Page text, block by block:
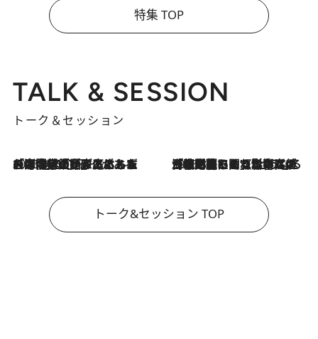
特集 TOP
TALK & SESSION
トーク＆セッション
2026.8.3
「今後値上げがあるとすれば…」「リスクがあるのは今年の冬」エネルギー専門家が語る、ホルムズ海峡封鎖が家庭にもたらす“ある心配” 2026.8.3
「住宅建てられない…」「サーチャージ料の高値が続いている」ホルムズ海峡封鎖による影響はいつまで続く？《エネルギー専門家に聞く“どうなる日本の暮らし”》
トーク&セッション TOP